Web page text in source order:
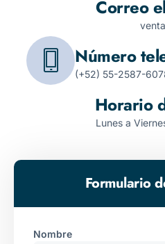
Formulario
Nombre
Correo
Número
(+52) 55-2587-
Horario
Lunes a